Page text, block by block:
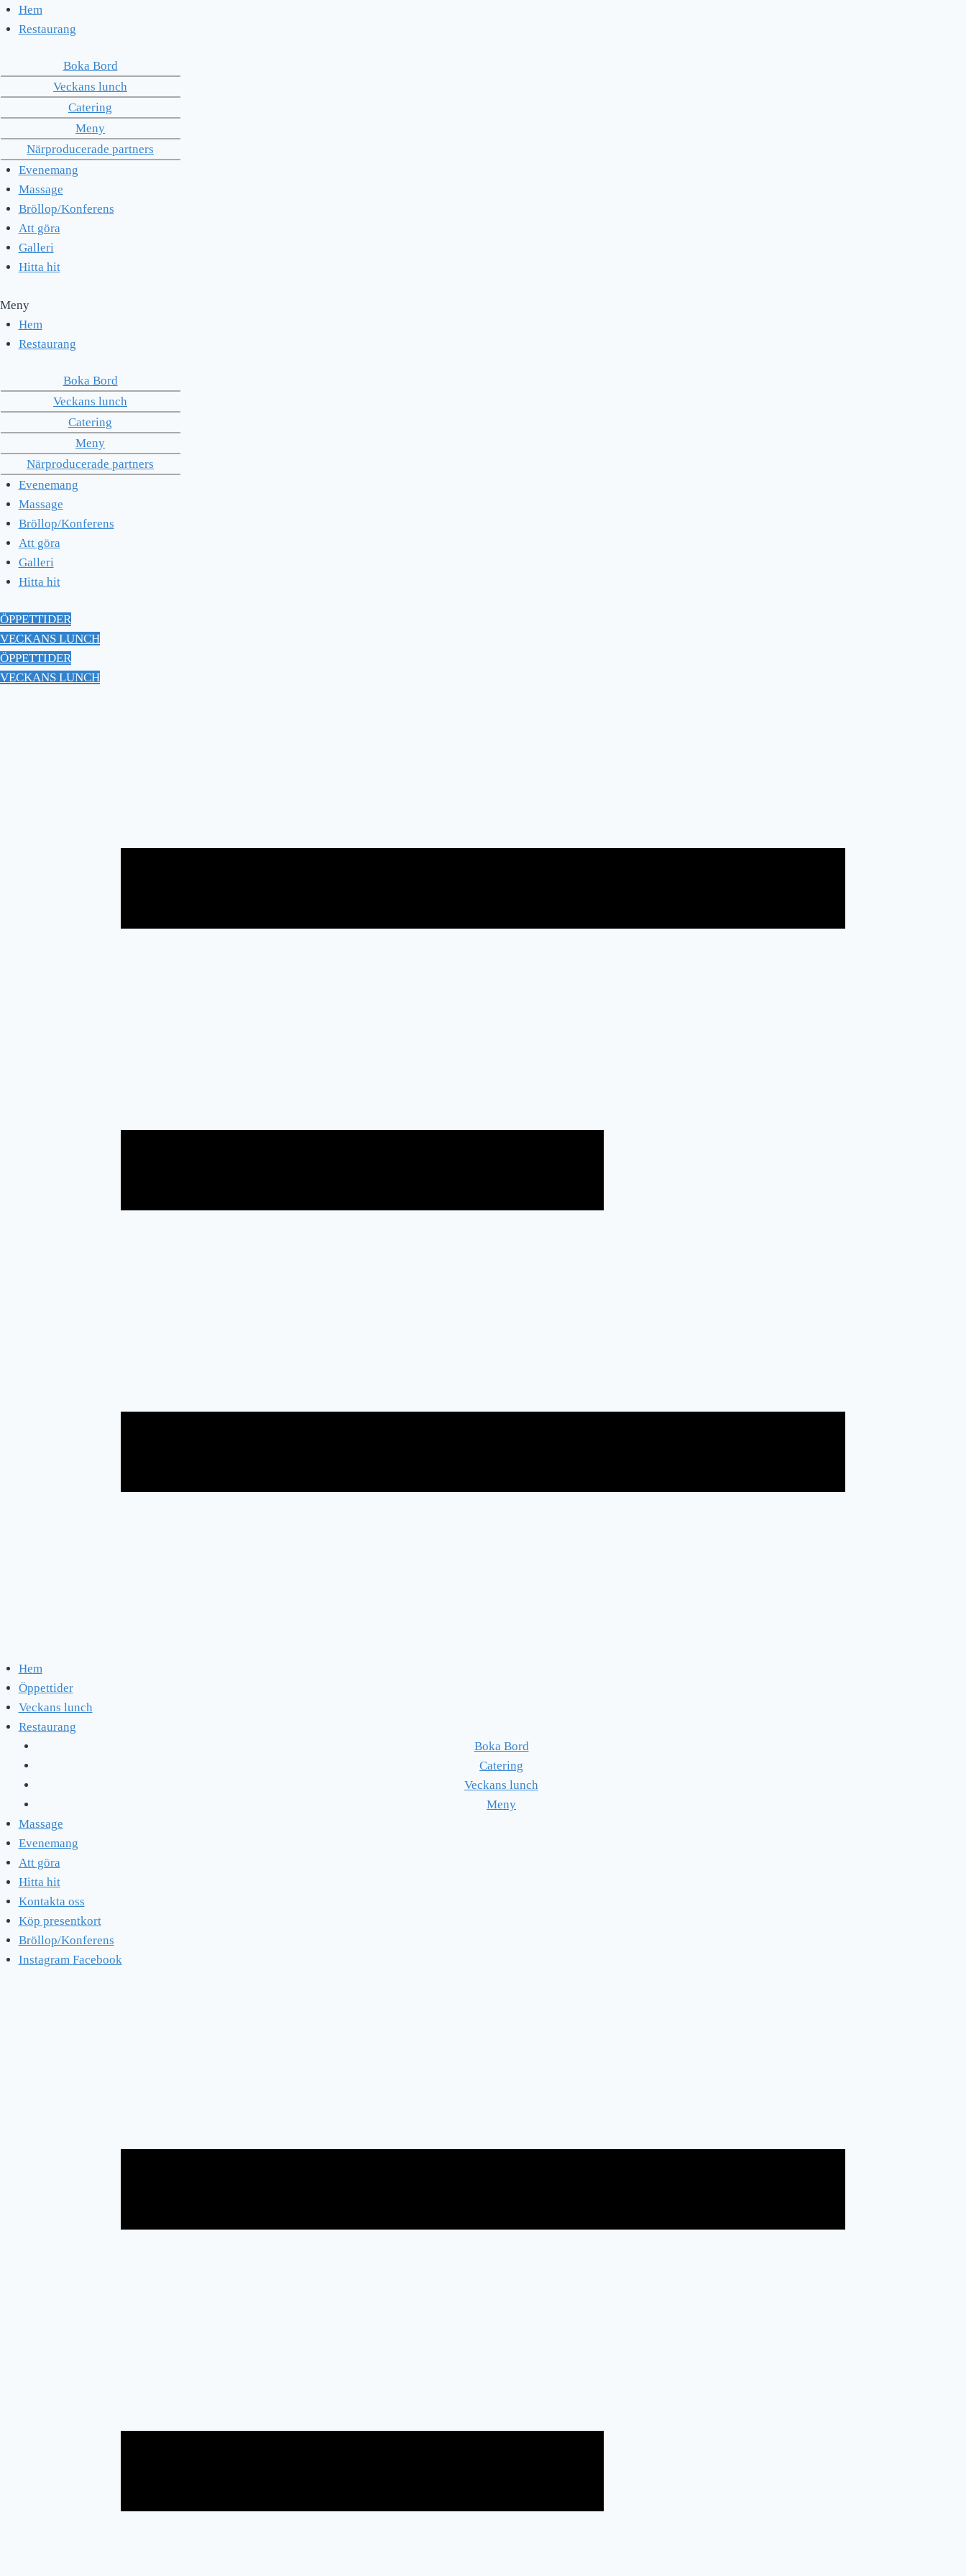
Skip
to
Hem
Restaurang
Boka Bord
Veckans lunch
Catering
Meny
Närproducerade partners
Evenemang
Massage
Bröllop/Konferens
Att göra
Galleri
Hitta hit
Meny
Hem
Restaurang
Boka Bord
Veckans lunch
Catering
Meny
Närproducerade partners
Evenemang
Massage
Bröllop/Konferens
Att göra
Galleri
Hitta hit
ÖPPETTIDER
VECKANS LUNCH
ÖPPETTIDER
VECKANS LUNCH
Hem
Öppettider
Veckans lunch
Restaurang
Boka Bord
Catering
Veckans lunch
Meny
Massage
Evenemang
Att göra
Hitta hit
Kontakta oss
Köp presentkort
Bröllop/Konferens
Instagram Facebook